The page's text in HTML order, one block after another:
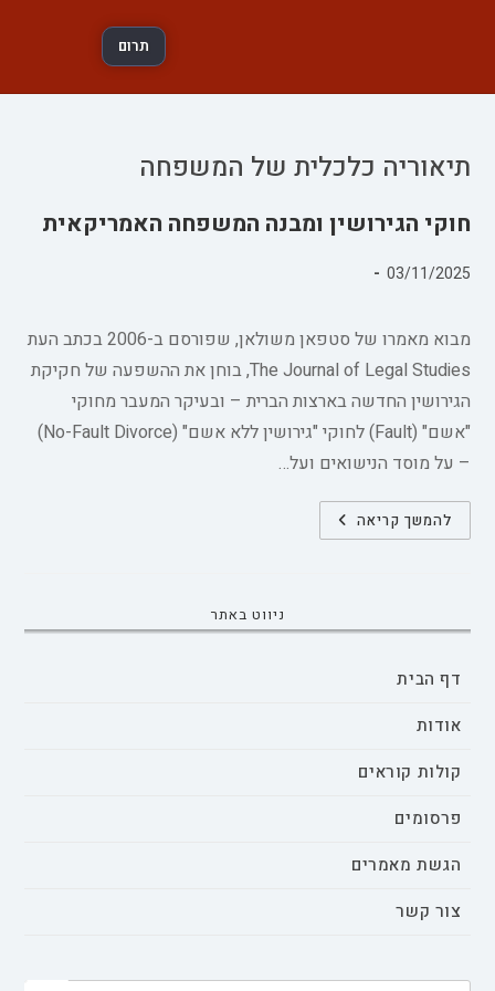
תרום
תיאוריה כלכלית של המשפחה
חוקי הגירושין ומבנה המשפחה האמריקאית
פורסם:
03/11/2025
מבוא מאמרו של סטפאן משולאן, שפורסם ב-2006 בכתב העת
The Journal of Legal Studies, בוחן את ההשפעה של חקיקת
הגירושין החדשה בארצות הברית – ובעיקר המעבר מחוקי
"אשם" (Fault) לחוקי "גירושין ללא אשם" (No-Fault Divorce)
– על מוסד הנישואים ועל…
להמשך קריאהחוקי
הגירושין
ניווט באתר
דף הבית
אודות
קולות קוראים
פרסומים
הגשת מאמרים
צור קשר